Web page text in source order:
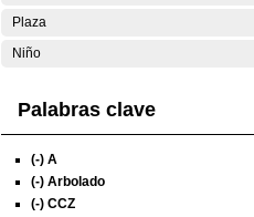
Plaza
Niño
Palabras clave
(-) A
(-) Arbolado
(-) CCZ